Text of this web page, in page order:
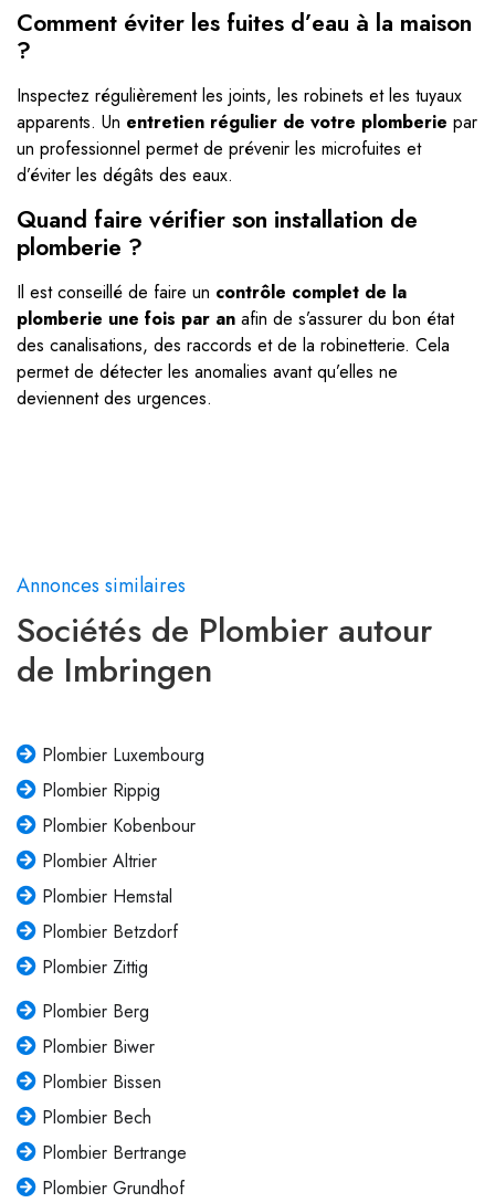
Comment éviter les fuites d’eau à la maison
?
Inspectez régulièrement les joints, les robinets et les tuyaux
apparents. Un entretien régulier de votre plomberie par
un professionnel permet de prévenir les microfuites et
d’éviter les dégâts des eaux.
Quand faire vérifier son installation de
plomberie ?
Il est conseillé de faire un contrôle complet de la
plomberie une fois par an afin de s’assurer du bon état
des canalisations, des raccords et de la robinetterie. Cela
permet de détecter les anomalies avant qu’elles ne
deviennent des urgences.
Annonces similaires
Sociétés de Plombier autour
de Imbringen
Plombier Luxembourg
Plombier Rippig
Plombier Kobenbour
Plombier Altrier
Plombier Hemstal
Plombier Betzdorf
Plombier Zittig
Plombier Berg
Plombier Biwer
Plombier Bissen
Plombier Bech
Plombier Bertrange
Plombier Grundhof